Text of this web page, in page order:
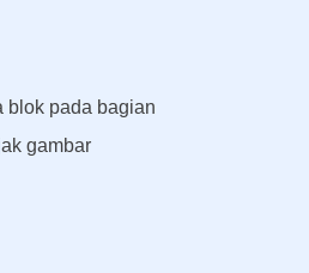
blok pada bagian
gambar